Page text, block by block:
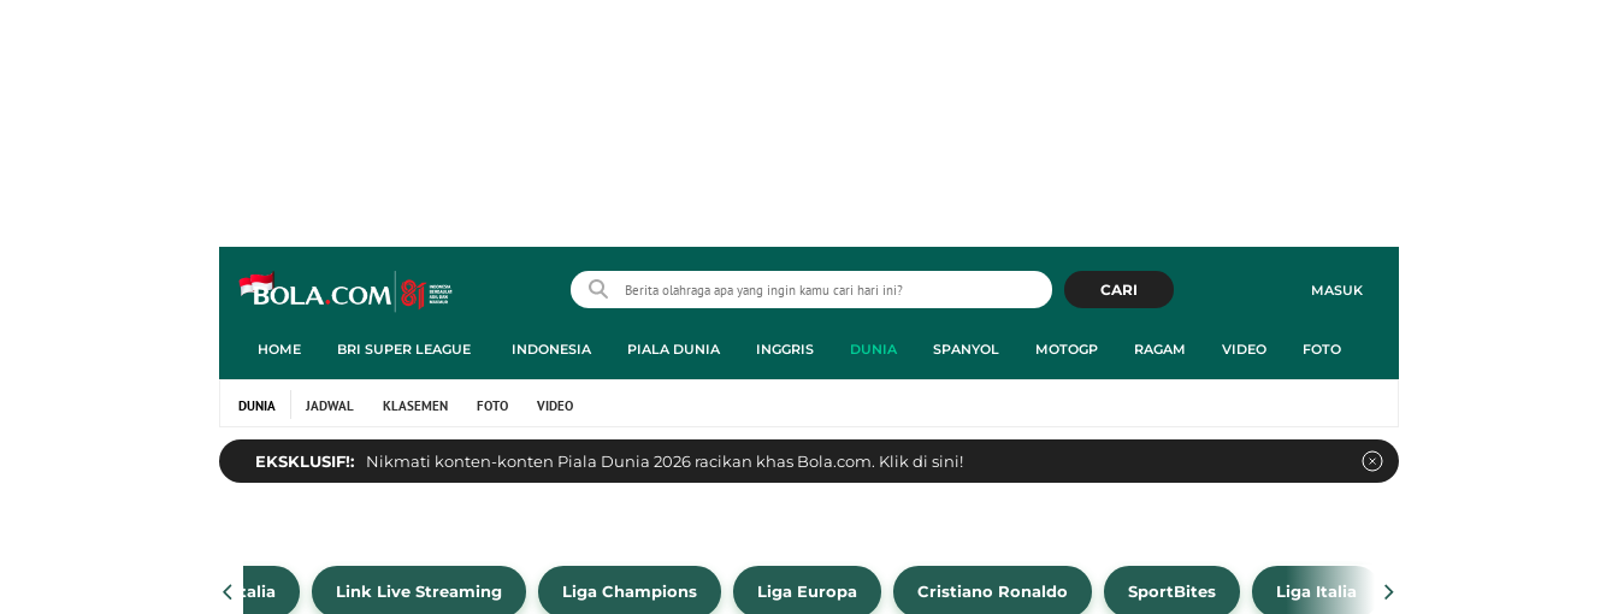
MASUK
CARI
HOME BRI SUPER LEAGUE INDONESIA PIALA DUNIA INGGRIS DUNIA SPANYOL MOTOGP RAGAM VIDEO FOTO
DUNIA JADWAL KLASEMEN FOTO VIDEO
EKSKLUSIF!: Nikmati konten-konten Piala Dunia 2026 racikan khas Bola.com. Klik di sini!
Liga Italia Link Live Streaming Liga Champions Liga Europa Cristiano Ronaldo SportBites Liga Italia